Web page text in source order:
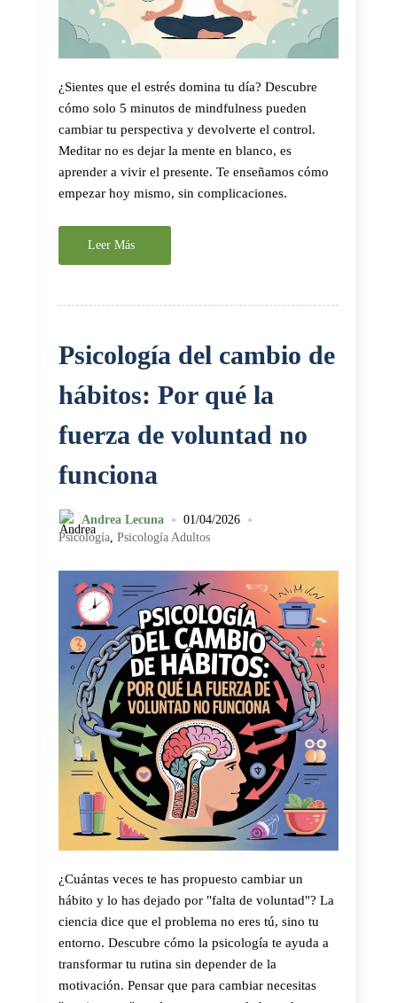
¿Sientes que el estrés domina tu día? Descubre
cómo solo 5 minutos de mindfulness pueden
cambiar tu perspectiva y devolverte el control.
Meditar no es dejar la mente en blanco, es
aprender a vivir el presente. Te enseñamos cómo
empezar hoy mismo, sin complicaciones.
Leer Más
Psicología del cambio de
hábitos: Por qué la
fuerza de voluntad no
funciona
Andrea Lecuna • 01/04/2026 •
Psicología, Psicología Adultos
¿Cuántas veces te has propuesto cambiar un
hábito y lo has dejado por "falta de voluntad"? La
ciencia dice que el problema no eres tú, sino tu
entorno. Descubre cómo la psicología te ayuda a
transformar tu rutina sin depender de la
motivación. Pensar que para cambiar necesitas